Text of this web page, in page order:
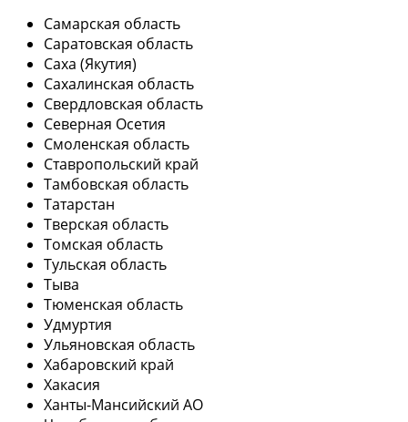
Самарская область
Саратовская область
Саха (Якутия)
Сахалинская область
Свердловская область
Северная Осетия
Смоленская область
Ставропольский край
Тамбовская область
Татарстан
Тверская область
Томская область
Тульская область
Тыва
Тюменская область
Удмуртия
Ульяновская область
Хабаровский край
Хакасия
Ханты-Мансийский АО